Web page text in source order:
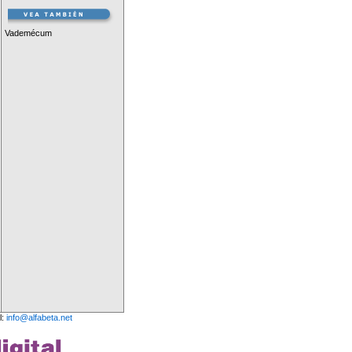
Vademécum
info@alfabeta.net